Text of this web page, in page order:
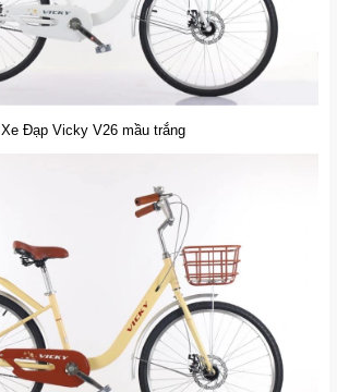
Xe Đạp Vicky V26 mầu trắng